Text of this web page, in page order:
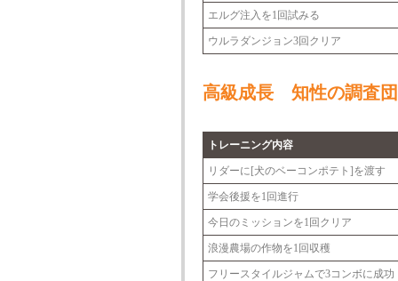
エルグ注入を1回試みる
ウルラダンジョン3回クリア
高級成長 知性の調査
トレーニング内容
リダーに[犬のベーコンポテト]を渡す
学会後援を1回進行
今日のミッションを1回クリア
浪漫農場の作物を1回収穫
フリースタイルジャムで3コンボに成功